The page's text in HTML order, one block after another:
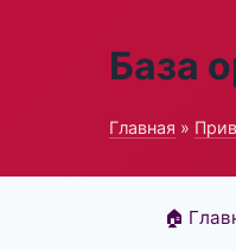
База
Главная »
🏠